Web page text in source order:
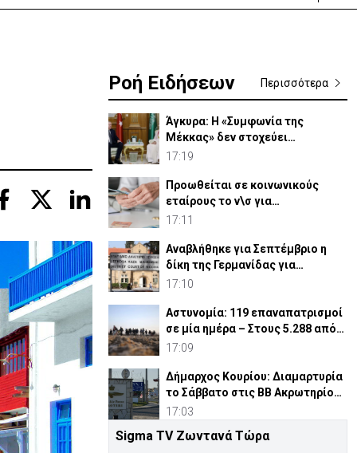
Ροή Ειδήσεων Περισσότερα
Άγκυρα: Η «Συμφωνία της
Μέκκας» δεν στοχεύει
συγκεκριμένο κράτος
17:19
Προωθείται σε κοινωνικούς
εταίρους το ν\σ για
συνταξιοδοτικό
17:11
Αναβλήθηκε για Σεπτέμβριο η
δίκη της Γερμανίδας για
σφετερισμό ε/κ περιουσιών
17:10
Αστυνομία: 119 επαναπατρισμοί
σε μία ημέρα – Στους 5.288 από
την αρχή του έτου
17:09
Δήμαρχος Κουρίου: Διαμαρτυρία
το Σάββατο στις ΒΒ Ακρωτηρίου
για νέες κεραίες
17:03
Προς αντικατάσταση το μέλος
Sigma TV Ζωντανά Τώρα